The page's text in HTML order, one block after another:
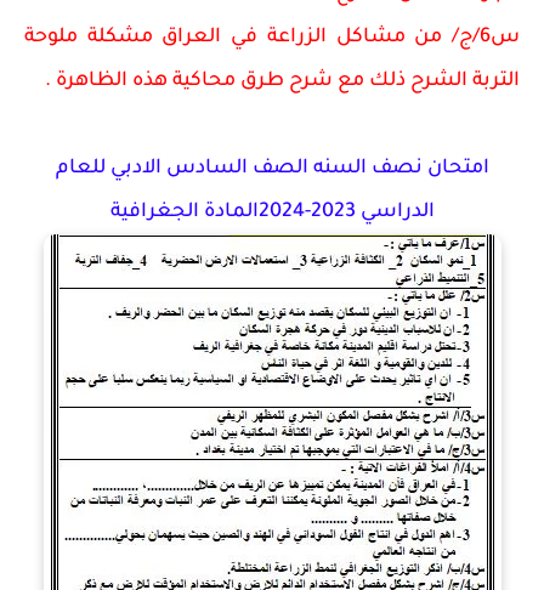
س6/ج/ من مشاكل الزراعة في العراق مشكلة ملوحة
التربة الشرح ذلك مع شرح طرق محاكية هذه الظاهرة .
امتحان نصف السنه الصف السادس الادبي للعام
الدراسي 2023-2024المادة الجغرافية